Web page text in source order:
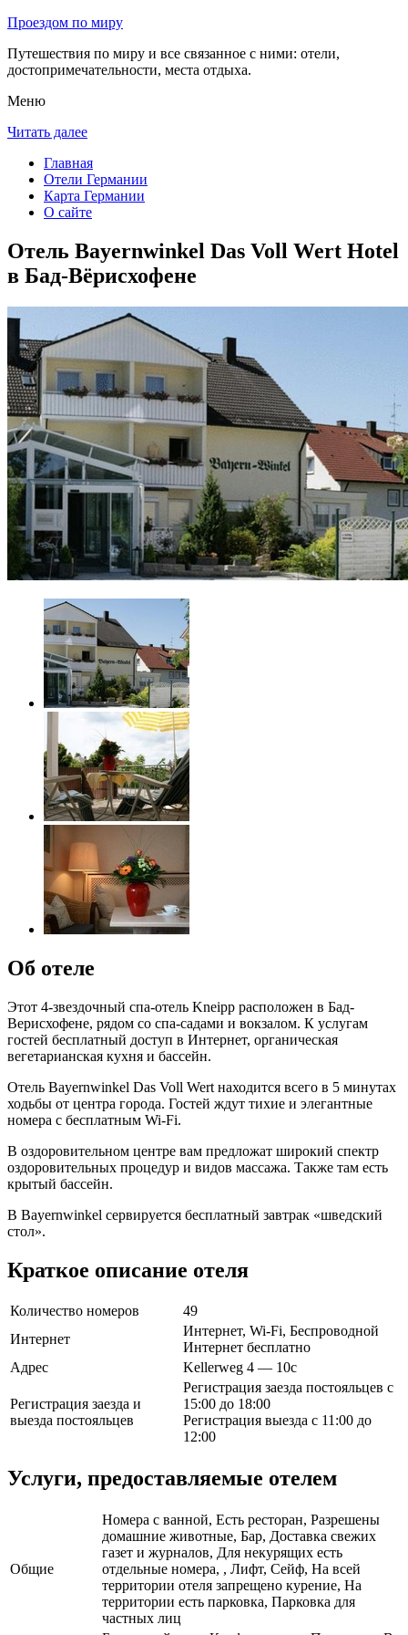
Проездом по миру
Путешествия по миру и все связанное с ними: отели,
достопримечательности, места отдыха.
Меню
Читать далее
Главная
Отели Германии
Карта Германии
О сайте
Отель Bayernwinkel Das Voll Wert Hotel
в Бад-Вёрисхофене
Об отеле
Этот 4-звездочный спа-отель Kneipp расположен в Бад-
Верисхофене, рядом со спа-садами и вокзалом. К услугам
гостей бесплатный доступ в Интернет, органическая
вегетарианская кухня и бассейн.
Отель Bayernwinkel Das Voll Wert находится всего в 5 минутах
ходьбы от центра города. Гостей ждут тихие и элегантные
номера с бесплатным Wi-Fi.
В оздоровительном центре вам предложат широкий спектр
оздоровительных процедур и видов массажа. Также там есть
крытый бассейн.
В Bayernwinkel сервируется бесплатный завтрак «шведский
стол».
Краткое описание отеля
Количество номеров
49
Интернет
Интернет, Wi-Fi, Беспроводной
Интернет бесплатно
Адрес
Kellerweg 4 — 10c
Регистрация заезда и
выезда постояльцев
Регистрация заезда постояльцев с
15:00 до 18:00
Регистрация выезда с 11:00 до
12:00
Услуги, предоставляемые отелем
Общие
Номера с ванной, Есть ресторан, Разрешены
домашние животные, Бар, Доставка свежих
газет и журналов, Для некурящих есть
отдельные номера, , Лифт, Сейф, На всей
территории отеля запрещено курение, На
территории есть парковка, Парковка для
частных лиц